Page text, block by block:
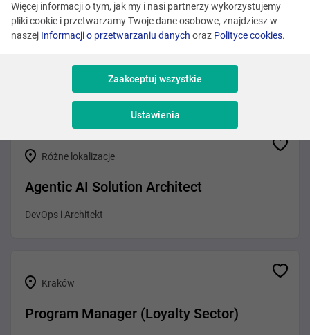
Różne lokalizacje
Różne lokalizacje
Agentic AI Solution Architect
DevOps i Architekt
Kraków
Program Manager (Loyalty Sector)
Więcej informacji o tym, jak my i nasi partnerzy wykorzystujemy
pliki cookie i przetwarzamy Twoje dane osobowe, znajdziesz w
naszej Informacji o przetwarzaniu danych oraz Polityce cookies.
Zaakceptuj wszystkie
Ustawienia